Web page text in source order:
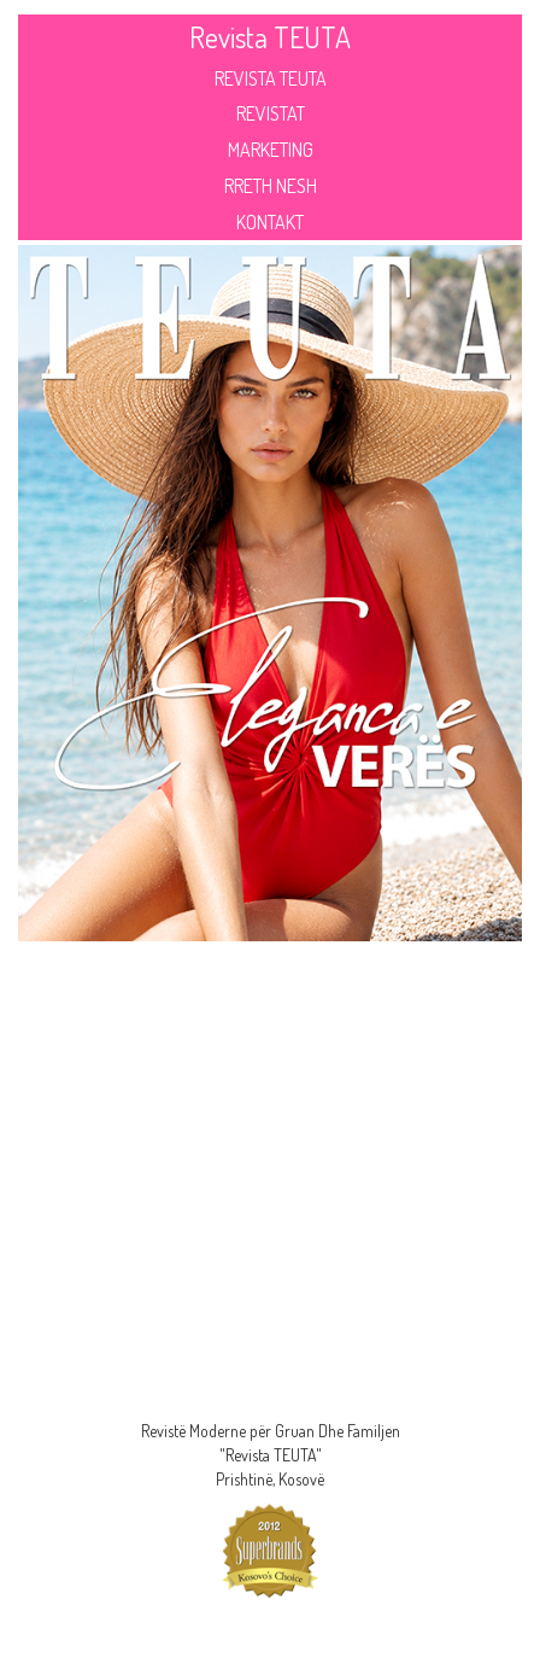
Revista TEUTA
REVISTA TEUTA
REVISTAT
MARKETING
RRETH NESH
KONTAKT
Revistë Moderne për Gruan Dhe Familjen
"Revista TEUTA"
Prishtinë, Kosovë